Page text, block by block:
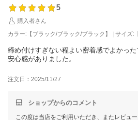
冬の寒さが本格的になってまいりましたので
けてお過ごしくださいませ。
5
購入者さん
カラー:【ブラック/ブラック/ブラック】 | サイズ:
締め付けすぎない程よい密着感でよかった
安心感がありました。
注文日：2025/11/27
ショップからのコメント
この度は当店をご利用いただき、またレビュ